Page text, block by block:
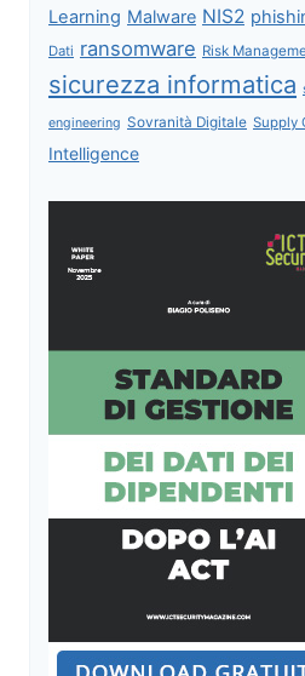
Learning Malware NIS2
Dati ransomware Risk
sicurezza informatica
engineering Sovranità Digitale Supply
Intelligence